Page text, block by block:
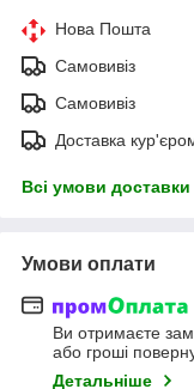
Нова Пошта
Самовивіз
Самовивіз
Доставка
Всі умови доставки
Умови оплати
Ви отримаєте
або гроші
Детальніше